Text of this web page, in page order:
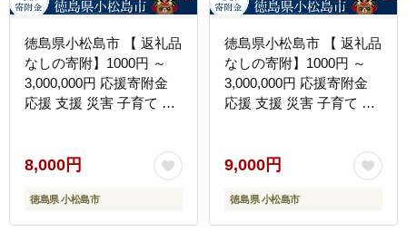
徳島県小松島市 【 返礼品
なしの寄附】1000円 ～
3,000,000円 応援寄附金
応援 支援 災害 子育て 1
付 南海トラフ 巨大 地震
世代 応援 プロジェクト
子供 応援寄付
8,000円
徳島県 小松島市
徳島県小松島市 【 返礼品
なしの寄附】1000円 ～
3,000,000円 応援寄附金
応援 支援 災害 子育て 1
付 南海トラフ 巨大 地震
世代 応援 プロジェクト
子供 応援寄付
9,000円
徳島県 小松島市